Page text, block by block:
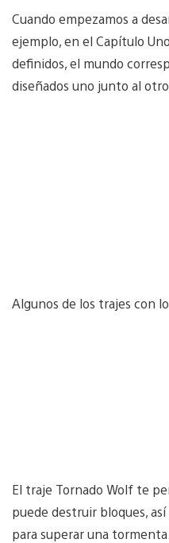
Cuando empezamos a
ejemplo, en el Capítulo
definidos, el mundo
diseñados uno junto al otro.
Algunos de los trajes con
El traje Tornado Wolf te
puede destruir bloques,
para superar una tormenta.